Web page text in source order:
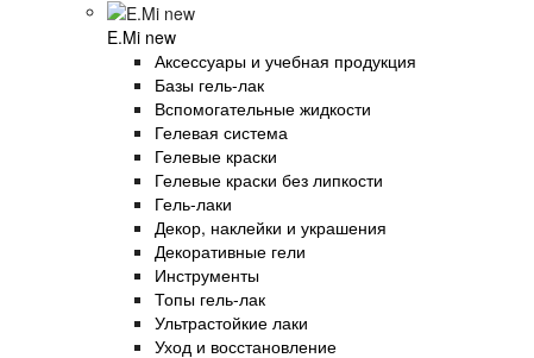
E.Mi new
Аксессуары и учебная продукция
Базы гель-лак
Вспомогательные жидкости
Гелевая система
Гелевые краски
Гелевые краски без липкости
Гель-лаки
Декор, наклейки и украшения
Декоративные гели
Инструменты
Топы гель-лак
Ультрастойкие лаки
Уход и восстановление